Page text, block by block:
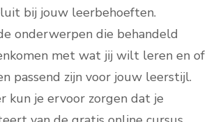
bij jouw leerbehoeften.
onderwerpen die behandeld
met wat jij wilt leren en of
passend zijn voor jouw leerstijl.
kun je ervoor zorgen dat je